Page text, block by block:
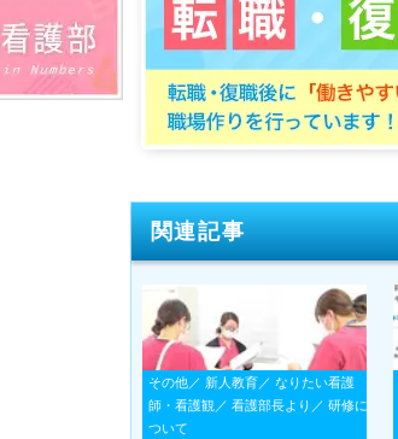
関連記事
その他／ 新人教育／ なりたい看護
師・看護観／ 看護部長より／ 研修に
ついて